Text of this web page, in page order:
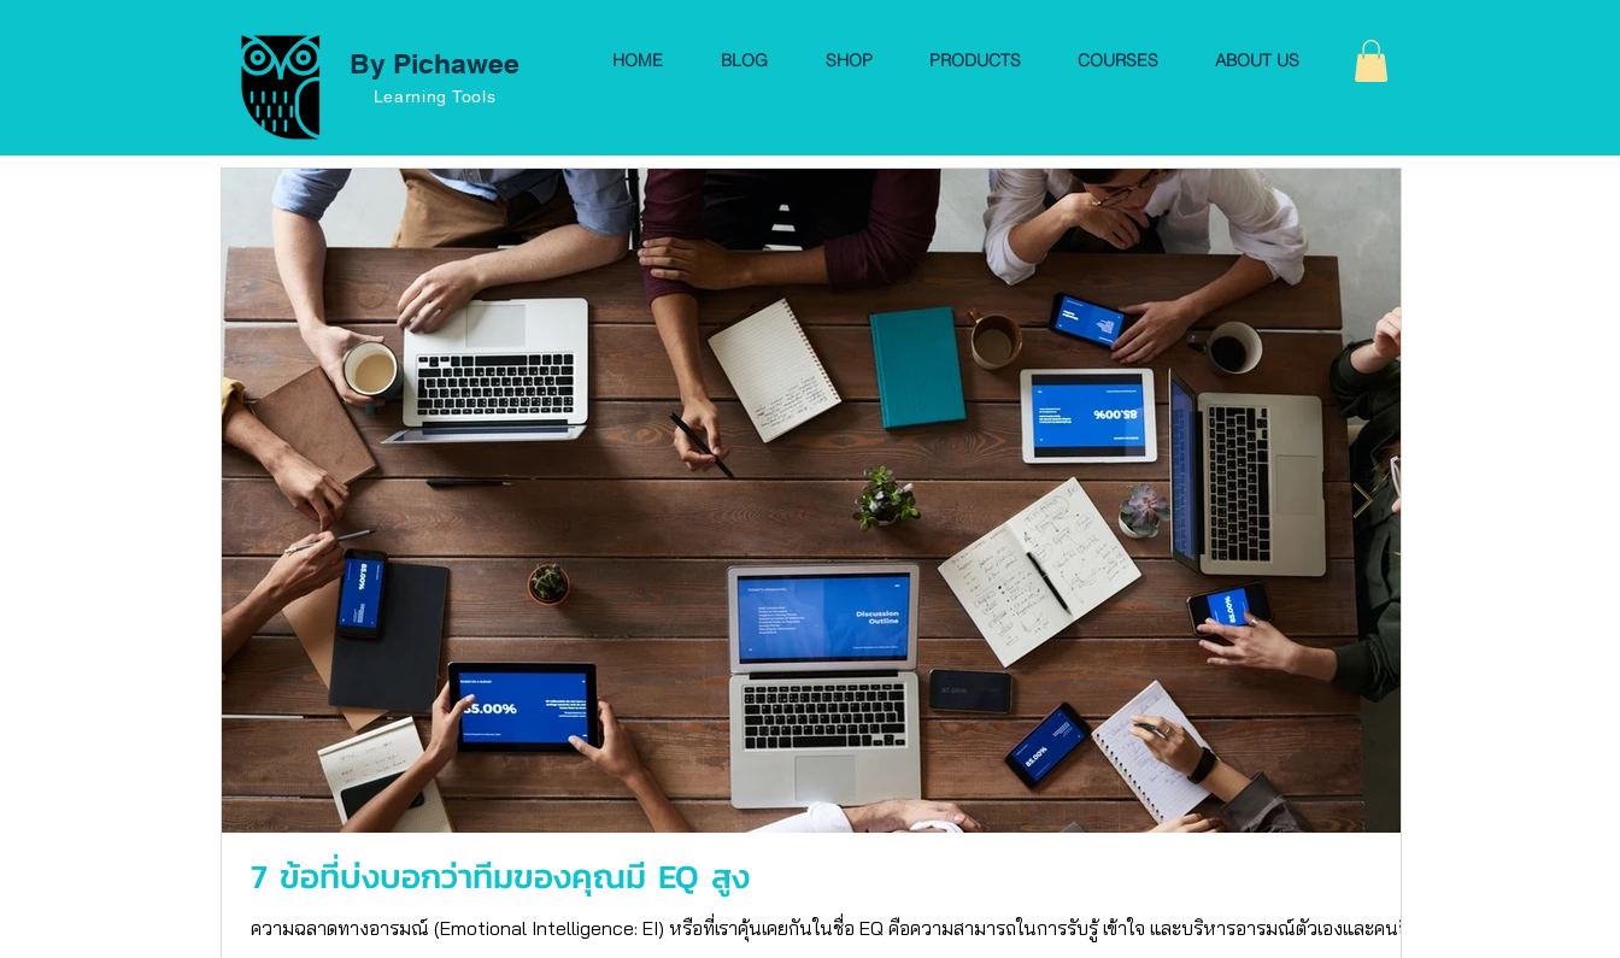
By Pichawee
Learning Tools
HOME BLOG SHOP PRODUCTS COURSES ABOUT US
7 ข้อที่บ่งบอกว่าทีมของคุณมี EQ สูง
ความฉลาดทางอารมณ์ (Emotional Intelligence: EI) หรือที่เราคุ้นเคยกันในชื่อ EQ คือความสามารถในการรับรู้ เข้าใจ และบริหารอารมณ์ตัวเองและคนอื่น